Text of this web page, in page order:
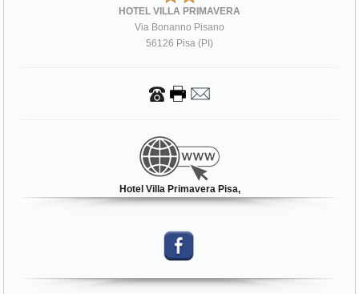
HOTEL VILLA PRIMAVERA
Via Bonanno Pisano
56126 Pisa (PI)
Hotel Villa Primavera Pisa,